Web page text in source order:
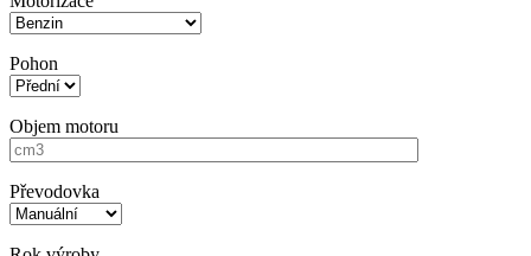
Pohon
Objem motoru
Převodovka